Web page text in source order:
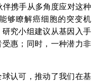
携手从多角度应对这种
够瞭解癌细胞的突变机
究小组建议从基因入手
惠；同时，一种潜力非
认可，推动了我们在基